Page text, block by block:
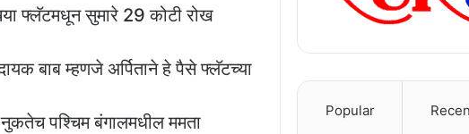
फ्लॅटमधून सुमारे 29 कोटी रोख
बाब म्हणजे अर्पिताने हे पैसे फ्लॅटच्या
पश्चिम बंगालमधील ममता
Popular